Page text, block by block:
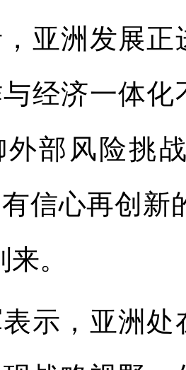
亚洲发展
经济一体
外部风险挑
信心再创新
。
，亚洲处